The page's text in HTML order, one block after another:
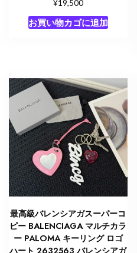
¥19,500
お買い物カゴに追加
最高級バレンシアガスーパーコ
ピー BALENCIAGA マルチカラ
ー PALOMA キーリング ロゴ
ハート 2632563 バレンシアガ